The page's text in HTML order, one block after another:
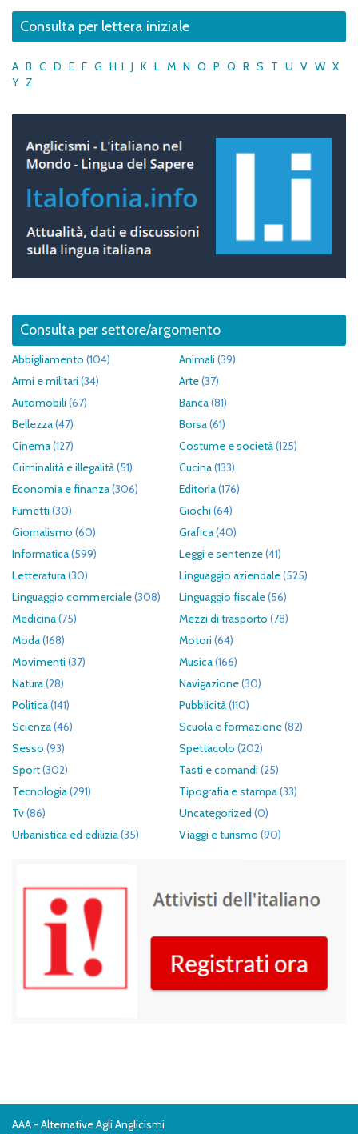
Consulta per lettera iniziale
A B C D E F G H I J K L M N O P Q R S T U V W X
Y Z
Consulta per settore/argomento
Abbigliamento (104) Animali (39)
Armi e militari (34) Arte(37)
Automobili (67) Banca(81)
Bellezza(47) Borsa(61)
Cinema(127) Costume e società(125)
Criminalità e illegalità(51) Cucina(133)
Economia e finanza(306) Editoria(176)
Fumetti (30) Giochi (64)
Giornalismo (60) Grafica(40)
Informatica(599) Leggi e sentenze(41)
Letteratura(30) Linguaggio aziendale(525)
Linguaggio commerciale(308) Linguaggio fiscale(56)
Medicina(75) Mezzi di trasporto (78)
Moda(168) Motori (64)
Movimenti (37) Musica(166)
Natura(28) Navigazione(30)
Politica(141) Pubblicità(110)
Scienza(46) Scuola e formazione(82)
Sesso (93) Spettacolo (202)
Sport(302) Tasti e comandi (25)
Tecnologia(291) Tipografia e stampa(33)
Tv(86) Uncategorized (0)
Urbanistica ed edilizia(35) Viaggi e turismo (90)
AAA - Alternative Agli Anglicismi